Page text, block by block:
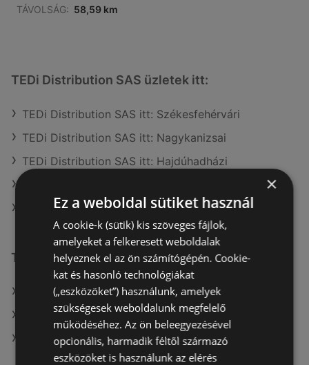
TÁVOLSÁG: 58,59 km
TEDi Distribution SAS üzletek itt:
TEDi Distribution SAS itt: Székesfehérvári
TEDi Distribution SAS itt: Nagykanizsai
TEDi Distribution SAS itt: Hajdúhadházi
TEDi Distribution SAS itt: Ózdi
További linkek
A(z) TEDi Distribution SAS ajánlatai
A(z) KiK TEXTIL ÉS NON-FOOD KFT. (HU) ajánlatai
A(z) KiK TEXTIL ÉS NON-FOOD KFT. (HU) aktuális
akciós újságjai
×
Ez a weboldal sütiket használ
A cookie-k (sütik) kis szöveges fájlok,
amelyeket a felkeresett weboldalak
helyeznek el az ön számítógépén. Cookie-
kat és hasonló technológiákat
(„eszközöket”) használunk, amelyek
szükségesek weboldalunk megfelelő
működéséhez. Az ön beleegyezésével
opcionális, harmadik féltől származó
eszközöket is használunk az elérés